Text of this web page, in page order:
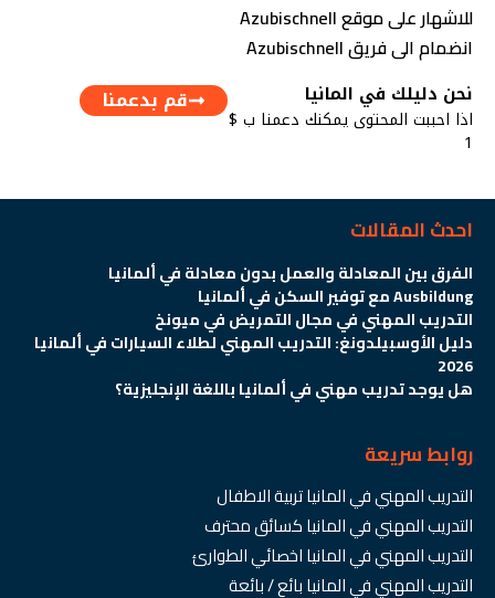
للاشهار على موقع Azubischnell
انضمام الى فريق Azubischnell
نحن دليلك في المانيا
اذا احببت المحتوى يمكنك دعمنا ب $
1
قم بدعمنا
احدث المقالات
الفرق بين المعادلة والعمل بدون معادلة في ألمانيا
Ausbildung مع توفير السكن في ألمانيا
التدريب المهني في مجال التمريض في ميونخ
دليل الأوسبيلدونغ: التدريب المهني لطلاء السيارات في ألمانيا
2026
هل يوجد تدريب مهني في ألمانيا باللغة الإنجليزية؟
روابط سريعة
التدريب المهني في المانيا تربية الاطفال
التدريب المهني في المانيا كسائق محترف
التدريب المهني في المانيا اخصائي الطوارئ
التدريب المهني في المانيا بائع / بائعة